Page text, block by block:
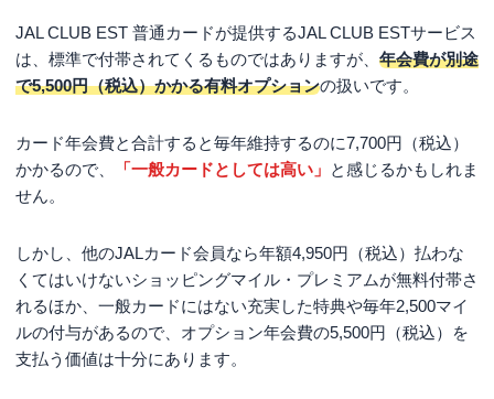
JAL CLUB EST 普通カードが提供するJAL CLUB ESTサービス
は、標準で付帯されてくるものではありますが、 年会費が別途
で5,500円（税込）かかる有料オプションの扱いです。
カード年会費と合計すると毎年維持するのに7,700円（税込）
かかるので、
「一般カードとしては高い」 と感じるかもしれま
せん。
しかし、他のJALカード会員なら年額4,950円（税込）払わな
くてはいけないショッピングマイル・プレミアムが無料付帯さ
れるほか、一般カードにはない充実した特典や毎年2,500マイ
ルの付与があるので、オプション年会費の5,500円（税込）を
支払う価値は十分にあります。